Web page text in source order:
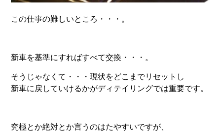
この仕事の難しいところ・・・。
新車を基準にすればすべて交換・・・。
そうじゃなくて・・・現状をどこまでリセットし
新車に戻していけるかがディテイリングでは重要です。
究極とか絶対とか言うのはたやすいですが、